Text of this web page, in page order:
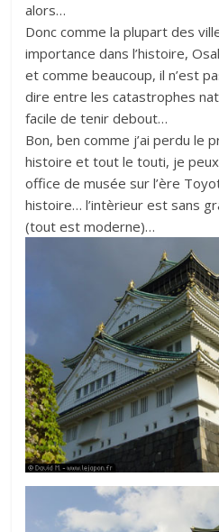
alors…
Donc comme la plupart des
importance dans l’histoire,
et comme beaucoup, il n’est
dire entre les catastrophes
facile de tenir debout…
Bon, ben comme j’ai perdu le
histoire et tout le touti, je
office de musée sur l’ère
histoire… l’intèrieur est sans
(tout est moderne)…